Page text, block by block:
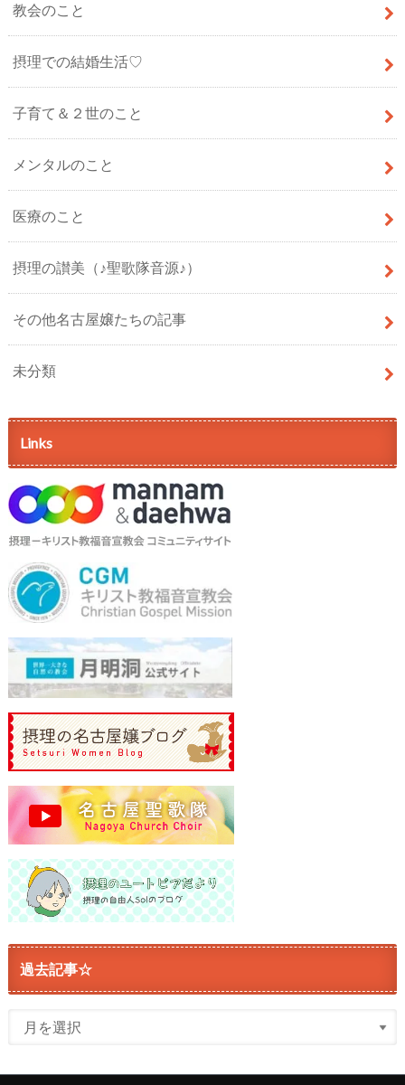
教会のこと
摂理での結婚生活♡
子育て＆２世のこと
メンタルのこと
医療のこと
摂理の讃美（♪聖歌隊音源♪）
その他名古屋嬢たちの記事
未分類
Links
過去記事☆